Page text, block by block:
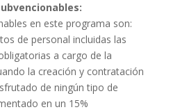
en este programa son:
de personal incluidas las
a cargo de la
la creación y contratación
de ningún tipo de
en un 15%